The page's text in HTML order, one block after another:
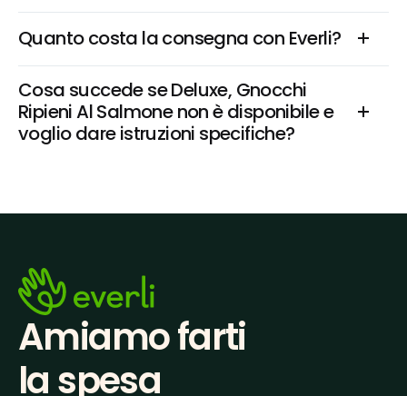
Quanto costa la consegna con Everli?
Cosa succede se Deluxe, Gnocchi
Ripieni Al Salmone non è disponibile e
voglio dare istruzioni specifiche?
Amiamo farti
la spesa